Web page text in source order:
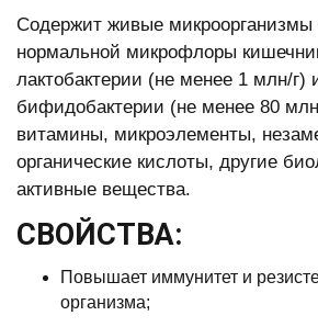
Содержит живые микроорганизмы
нормальной микрофлоры
лактобактерии (не менее 1 млн/г)
бифидобактерии (не менее 80
витамины, микроэлементы,
органические кислоты, другие
активные вещества.
СВОЙСТВА:
Повышает иммунитет и
организма;